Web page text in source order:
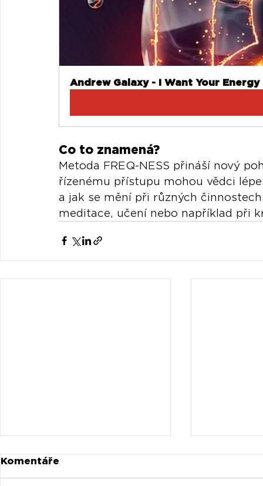
Andrew Galaxy - I Want Your Energy
Co to znamená?
Metoda FREQ-NESS přináší nový
řízenému přístupu mohou vědci
a jak se mění při různých
meditace, učení nebo například při
Komentáře